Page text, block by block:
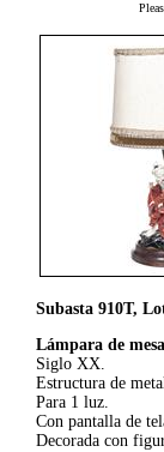
Subasta 910T,
Lámpara de
Siglo XX.
Estructura de
Para 1 luz.
Con pantalla de
Decorada con